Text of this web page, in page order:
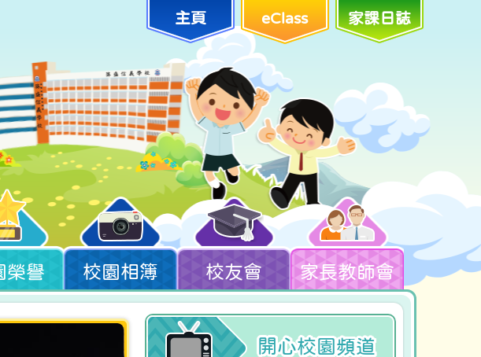
主頁 eClass 家課日誌
榮譽 校園相簿 校友會 家長教師會
開心校園頻道